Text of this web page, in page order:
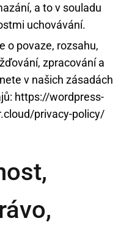
a to v souladu
uchovávání.
o povaze, rozsahu,
zpracování a
v našich zásadách
https://wordpress-
privacy-policy/